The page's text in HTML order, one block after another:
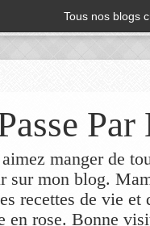
Tous nos blogs
manger de
sur mon blog.
recettes de vie et
en rose. Bonne